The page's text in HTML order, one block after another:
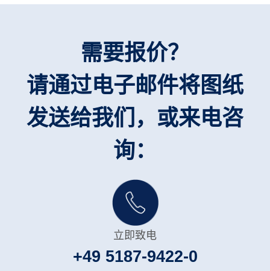
需要报价？
请通过电子邮件将图纸
发送给我们，或来电咨
询：
立即致电
+49 5187-9422-0